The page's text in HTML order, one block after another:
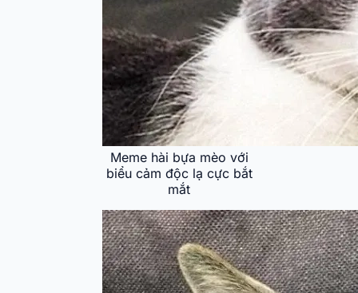
Meme hài bựa mèo với
biểu cảm độc lạ cực bắt
mắt